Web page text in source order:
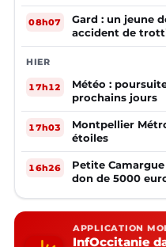
08h07
Gard : un jeune
accident de
HIER
17h12
Météo :
prochains jours
17h03
Montpellier
étoiles
16h26
Petite
don de 5000
APPLICATION
InfOccitanie